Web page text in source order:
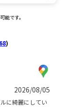
能です。
)
2026/08/05
に綺麗にしてい